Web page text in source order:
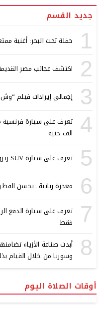
جديد القسم
1 حفلة تحت البحر: أغنية
2 اكتشف عجائب مصر
3 إجمالي إيرادات فيلم
4
الف جنيه
5 تعرف على سيارة SUV زيرو لرينو بمبلغ 444 الف جنيه فقط
6 معجزة ربانية.. يحسن
7
فقط
8
أبدت صناعة الأزياء
وسوريا من خلال القيام
أوقات الصلاة اليوم